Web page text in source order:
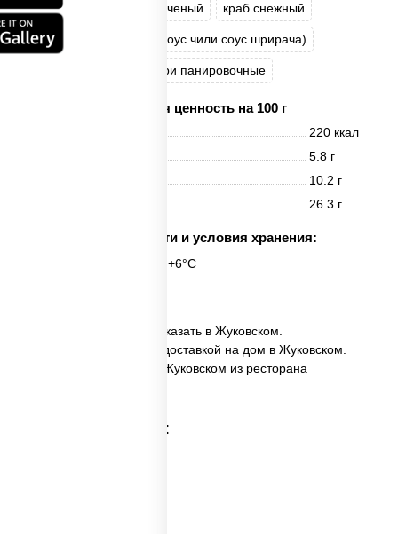
рис угорь копченый краб снежный
соус "Спайс" (майонез соус чили соус шрирача)
сухари панировочные
Пищевая ценность на 100 г
220 ккал
5.8 г
10.2 г
26.3 г
Срок годности и условия хранения:
6 часов при t° от +2°C до +6°C
✅ Угорь темпура ролл заказать в Жуковском.
✅ Угорь темпура ролл с доставкой на дом в Жуковском.
✅ Угорь темпура ролл в Жуковском из ресторана
Категории товара: